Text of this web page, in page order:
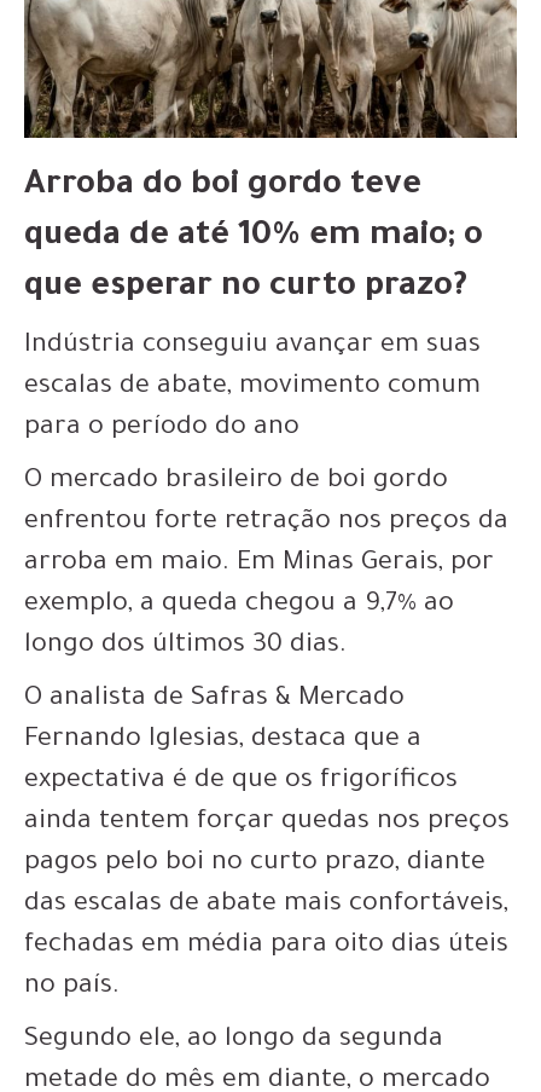
Arroba do boi gordo teve
queda de até 10% em maio; o
que esperar no curto prazo?
Indústria conseguiu avançar em suas
escalas de abate, movimento comum
para o período do ano
O mercado brasileiro de boi gordo
enfrentou forte retração nos preços da
arroba em maio. Em Minas Gerais, por
exemplo, a queda chegou a 9,7% ao
longo dos últimos 30 dias.
O analista de Safras & Mercado
Fernando Iglesias, destaca que a
expectativa é de que os frigoríficos
ainda tentem forçar quedas nos preços
pagos pelo boi no curto prazo, diante
das escalas de abate mais confortáveis,
fechadas em média para oito dias úteis
no país.
Segundo ele, ao longo da segunda
metade do mês em diante, o mercado